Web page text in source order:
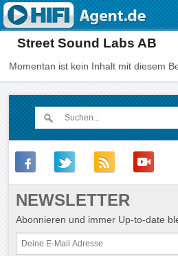
Direkt zum Inhalt
Gutscheine
Video
Mobile
Shop
Street Sound Labs AB
Momentan ist kein Inhalt mit diesem
NEWSLETTER
Abonnieren und immer Up-to-date